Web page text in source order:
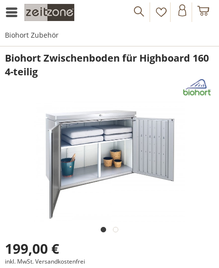
Biohort Zubehör
Biohort Zwischenboden für Highboard 160
4-teilig
199,00 €
inkl. MwSt.Versandkostenfrei